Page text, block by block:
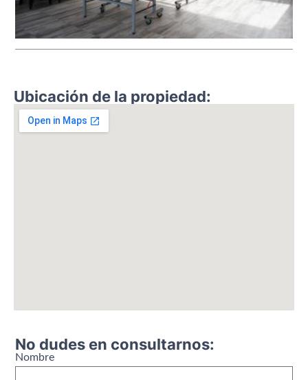
Ubicación de la propiedad:
No dudes en consultarnos:
Nombre